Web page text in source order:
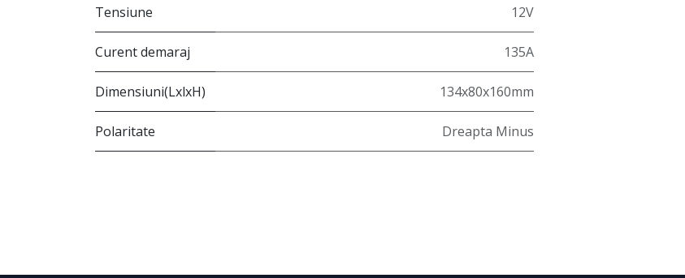
Tensiune 12V
Curent demaraj 135A
Dimensiuni(LxlxH) 134x80x160mm
Polaritate Dreapta Minus